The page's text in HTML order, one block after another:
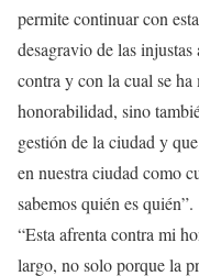
permite continuar con
desagravio de las
contra y con la cual se
honorabilidad, sino
gestión de la ciudad y
en nuestra ciudad como
sabemos quién es quién”.
“Esta afrenta contra mi
largo, no solo porque la